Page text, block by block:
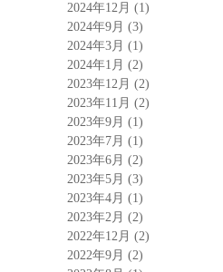
2024年12月 (1)
2024年9月 (3)
2024年3月 (1)
2024年1月 (2)
2023年12月 (2)
2023年11月 (2)
2023年9月 (1)
2023年7月 (1)
2023年6月 (2)
2023年5月 (3)
2023年4月 (1)
2023年2月 (2)
2022年12月 (2)
2022年9月 (2)